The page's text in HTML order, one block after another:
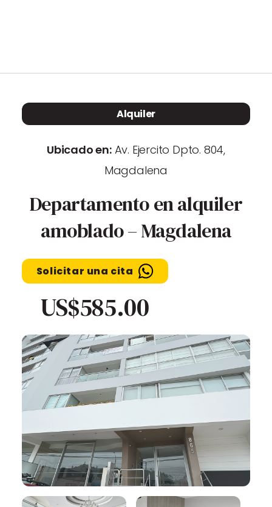
Blog
Contacto
Vende con nosotros
Alquiler
Ubicado en:Av. Ejercito Dpto. 804,
Magdalena
Departamento en alquiler
amoblado – Magdalena
Solicitar una cita
US$585.00